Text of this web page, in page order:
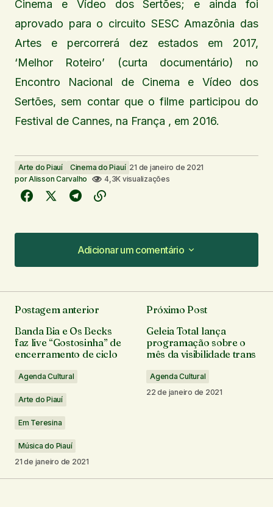
Cinema e Vídeo dos Sertões; e ainda foi
aprovado para o circuito SESC Amazônia das
Artes e percorrerá dez estados em 2017,
‘Melhor Roteiro’ (curta documentário) no
Encontro Nacional de Cinema e Vídeo dos
Sertões, sem contar que o filme participou do
Festival de Cannes, na França , em 2016.
Arte do Piauí Cinema do Piauí 21 de janeiro de 2021
porAlisson Carvalho 4,3K visualizações
Adicionar um comentário
Adicionar um comentário
O seu endereço de e-mail não será publicado.
Campos obrigatórios são marcados com*
Seu nome
Seu e-mail*
Postagem anterior
Banda Bia e Os Becks
faz live “Gostosinha” de
encerramento de ciclo
Agenda Cultural
Arte do Piauí
Em Teresina
Música do Piauí
21 de janeiro de 2021
Próximo Post
Geleia Total lança
programação sobre o
mês da visibilidade trans
Agenda Cultural
22 de janeiro de 2021